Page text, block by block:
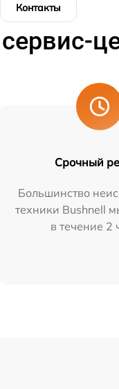
Контакты
Срочный
Большинство
техники Bushnell
в течение 2